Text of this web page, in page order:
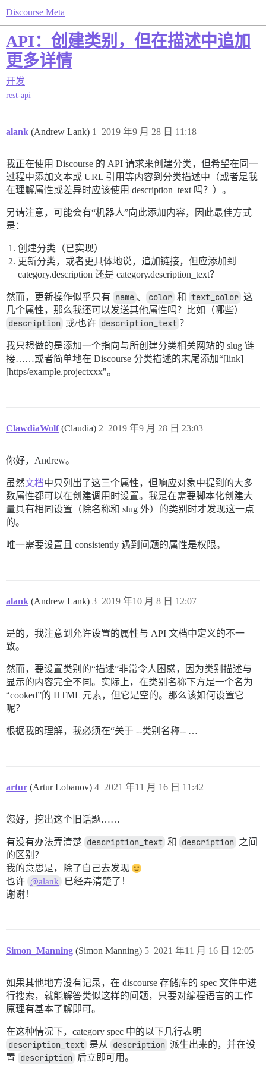
Discourse Meta
API：创建类别，但在描述中追加
更多详情
开发
rest-api
alank (Andrew Lank) 2019 年9 月 28 日 11:18
1
我正在使用 Discourse 的 API 请求来创建分类，但希望在同一
过程中添加文本或 URL 引用等内容到分类描述中（或者是我
在理解属性或差异时应该使用 description_text 吗？）。
另请注意，可能会有“机器人”向此添加内容，因此最佳方式
是：
创建分类（已实现）
更新分类，或者更具体地说，追加链接，但应添加到
category.description 还是 category.description_text？
然而，更新操作似乎只有 name 、 color 和 text_color 这
几个属性，那么我还可以发送其他属性吗？比如（哪些）
description 或/也许 description_text ？
我只想做的是添加一个指向与所创建分类相关网站的 slug 链
接……或者简单地在 Discourse 分类描述的末尾添加“[link]
[https/example.projectxxx"。
ClawdiaWolf (Claudia) 2019 年9 月 28 日 23:03
2
你好，Andrew。
虽然文档中只列出了这三个属性，但响应对象中提到的大多
数属性都可以在创建调用时设置。我是在需要脚本化创建大
量具有相同设置（除名称和 slug 外）的类别时才发现这一点
的。
唯一需要设置且 consistently 遇到问题的属性是权限。
alank (Andrew Lank) 2019 年10 月 8 日 12:07
3
是的，我注意到允许设置的属性与 API 文档中定义的不一
致。
然而，要设置类别的“描述”非常令人困惑，因为类别描述与
显示的内容完全不同。实际上，在类别名称下方是一个名为
“cooked”的 HTML 元素，但它是空的。那么该如何设置它
呢？
根据我的理解，我必须在“关于 --类别名称-- …
artur (Artur Lobanov) 2021 年11 月 16 日 11:42
4
您好，挖出这个旧话题……
有没有办法弄清楚 description_text 和 description 之间
的区别？
我的意思是，除了自己去发现
也许 @alank
已经弄清楚了！
谢谢！
Simon_Manning (Simon Manning) 2021 年11 月 16 日 12:05
5
如果其他地方没有记录，在 discourse 存储库的 spec 文件中进
行搜索，就能解答类似这样的问题，只要对编程语言的工作
原理有基本了解即可。
在这种情况下，category spec 中的以下几行表明
description_text 是从 description 派生出来的，并在设
置 description 后立即可用。